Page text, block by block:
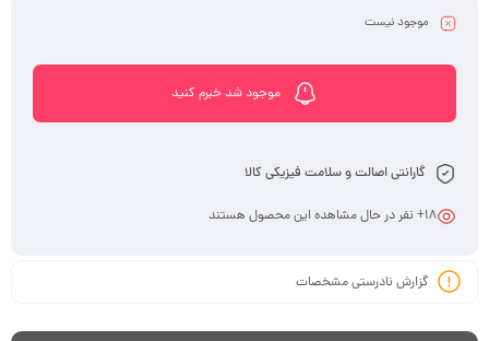
کاسه نمد ساق سوپاپ اصل و باکیفیت باید به برندهای معتبر قطعات یدکی مراجعه
موجود نیست
موجود شد خبرم کنید
گارانتی اصالت و سلامت فیزیکی کالا
18+ نفر در حال مشاهده این محصول هستند
گزارش نادرستی مشخصات